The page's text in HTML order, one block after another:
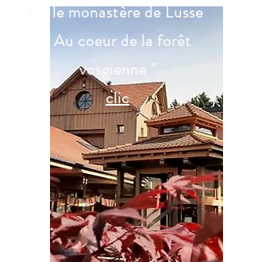
sur le monastère de Lusse
" Au coeur de la forêt
vosgienne "
clic